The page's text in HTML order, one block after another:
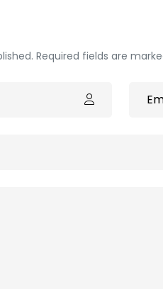
Required fields are